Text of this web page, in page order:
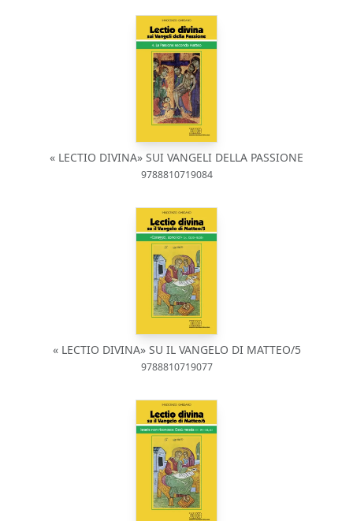
« LECTIO DIVINA» SUI VANGELI DELLA PASSIONE
9788810719084
« LECTIO DIVINA» SU IL VANGELO DI MATTEO/5
9788810719077